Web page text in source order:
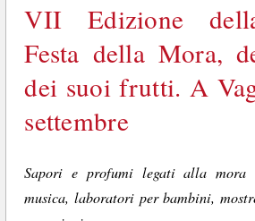
VII Edizione
Festa della Mora,
dei suoi frutti. A
settembre
Sapori e profumi legati alla mora
musica, laboratori per bambini,